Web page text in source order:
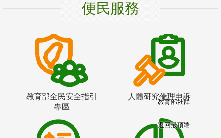
便民服務
教育部全民安全指引
專區
人體研究倫理申訴
教育部社群
返回最頂端